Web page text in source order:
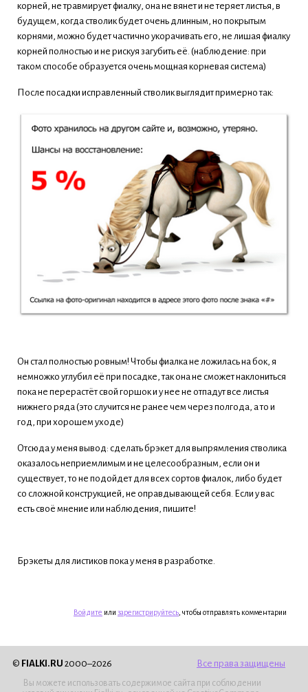
корней, не травмирует фиалку, она не вянет и не теряет листья, в
будущем, когда стволик будет очень длинным, но покрытым
корнями, можно будет частично укорачивать его, не лишая фиалку
корней полностью и не рискуя загубить её. (наблюдение: при
таком способе образуется очень мощная корневая система)
После посадки исправленный стволик выглядит примерно так:
Он стал полностью ровным! Чтобы фиалка не ложилась на бок, я
немножко углубил её при посадке, так она не сможет наклониться
пока не перерастёт свой горшок и у нее не отпадут все листья
нижнего ряда (это случится не ранее чем через полгода, а то и
год, при хорошем уходе)
Отсюда у меня вывод: сделать брэкет для выпрямления стволика
оказалось неприемлимым и не целесообразным, если он и
существует, то не подойдет для всех сортов фиалок, либо будет
со сложной конструкцией, не оправдывающей себя. Если у вас
есть своё мнение или наблюдения, пишите!
Брэкеты для листиков пока у меня в разработке.
Войдите или зарегистрируйтесь , чтобы отправлять комментарии
© FIALKI.RU 2000–2026 Все права защищены
Вы можете использовать содержимое сайта при соблюдении